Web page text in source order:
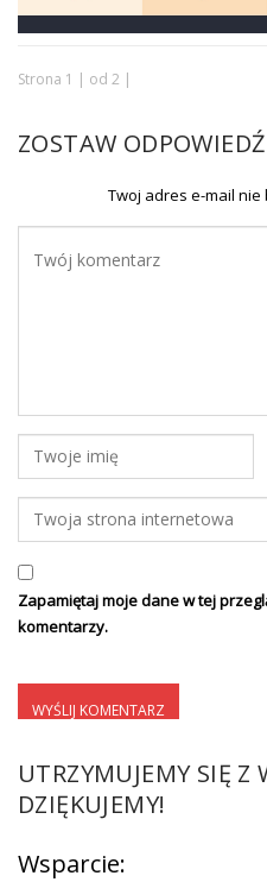
Strona 1 | od 2 |
ZOSTAW ODPOWIEDŹ
Twoj adres e-mail
Zapamiętaj moje dane w tej
komentarzy.
UTRZYMUJEMY SIĘ Z
DZIĘKUJEMY!
Wsparcie: